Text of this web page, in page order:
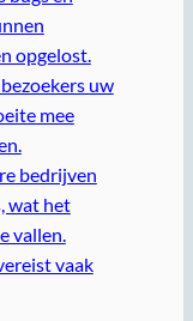
opgelost.
uw
mee
bedrijven
wat het
vallen.
vaak